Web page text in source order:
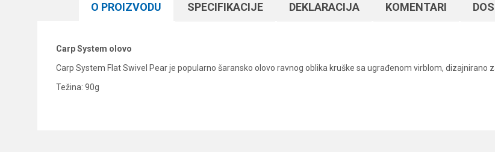
O PROIZVODU SPECIFIKACIJЕ DEKLARACIJA KOMENTARI
Carp System olovo
Carp System Flat Swivel Pear je popularno šaransko olovo ravnog oblika kruške sa ugrađenom virblom, dizajnirano
Težina: 90g